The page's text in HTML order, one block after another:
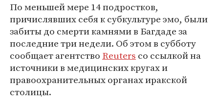
По меньшей мере 14 подростков,
причислявших себя к субкультуре эмо, были
забиты до смерти камнями в Багдаде за
последние три недели. Об этом в субботу
сообщает агентство Reuters со ссылкой на
источники в медицинских кругах и
правоохранительных органах иракской
столицы.